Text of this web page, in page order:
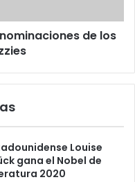
de los
Louise
gana el Nobel de
2020